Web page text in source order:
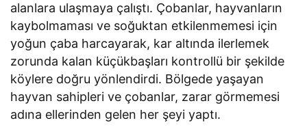
alanlara ulaşmaya çalıştı. Çobanlar, hayvanların
kaybolmaması ve soğuktan etkilenmemesi için
yoğun çaba harcayarak, kar altında ilerlemek
zorunda kalan küçükbaşları kontrollü bir şekilde
köylere doğru yönlendirdi. Bölgede yaşayan
hayvan sahipleri ve çobanlar, zarar görmemesi
adına ellerinden gelen her şeyi yaptı.